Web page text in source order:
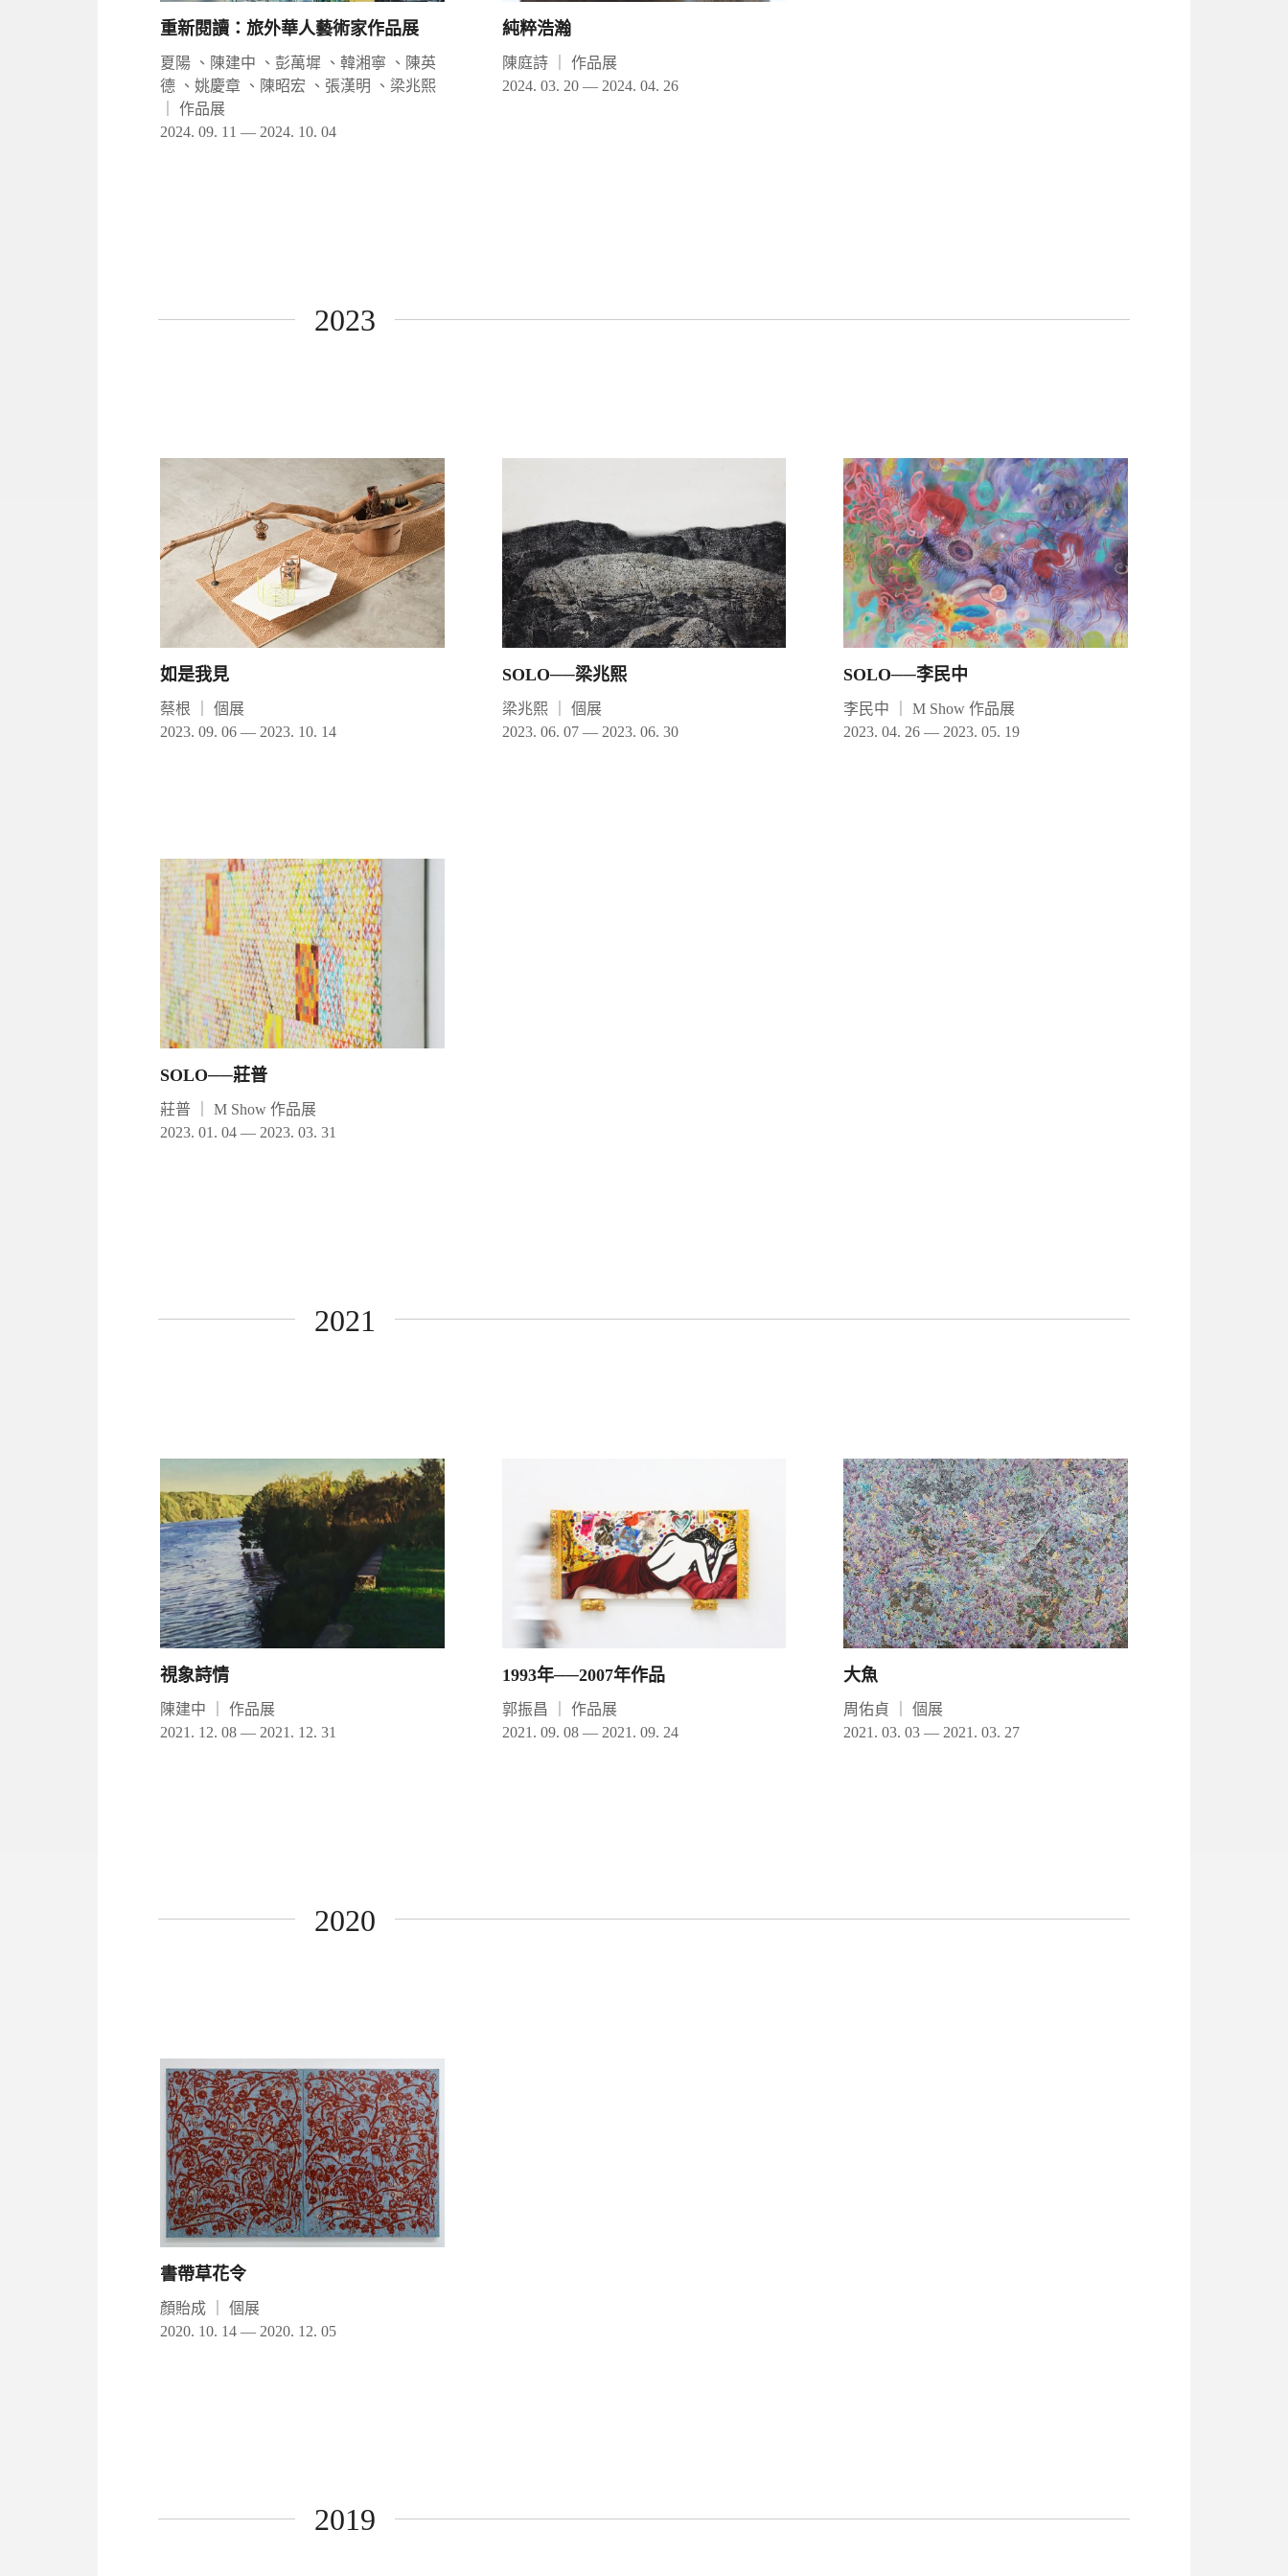
重新閱讀：旅外華人藝術家作品展
夏陽 、陳建中 、彭萬墀 、韓湘寧 、陳英
德 、姚慶章 、陳昭宏 、張漢明 、梁兆熙
作品展
2024. 09. 11 — 2024. 10. 04
純粹浩瀚
陳庭詩
作品展
2024. 03. 20 — 2024. 04. 26
2023
如是我見
蔡根
個展
2023. 09. 06 — 2023. 10. 14
SOLO──梁兆熙
梁兆熙
個展
2023. 06. 07 — 2023. 06. 30
SOLO──李民中
李民中
M Show 作品展
2023. 04. 26 — 2023. 05. 19
SOLO──莊普
莊普
M Show 作品展
2023. 01. 04 — 2023. 03. 31
2021
視象詩情
陳建中
作品展
2021. 12. 08 — 2021. 12. 31
1993年──2007年作品
郭振昌
作品展
2021. 09. 08 — 2021. 09. 24
大魚
周佑貞
個展
2021. 03. 03 — 2021. 03. 27
2020
書帶草花令
顏貽成
個展
2020. 10. 14 — 2020. 12. 05
2019